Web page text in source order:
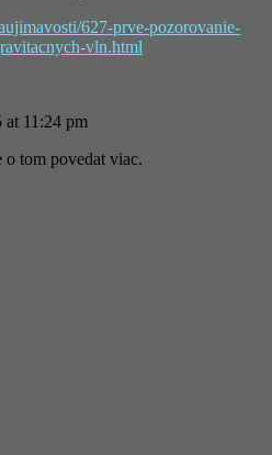
627-prve-pozorovanie-
vln.html
at 11:24 pm
o tom povedat viac.